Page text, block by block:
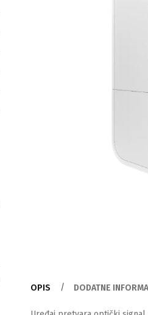
OPIS DODATNE